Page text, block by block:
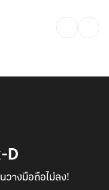
D
วางมือถือไม่ลง!